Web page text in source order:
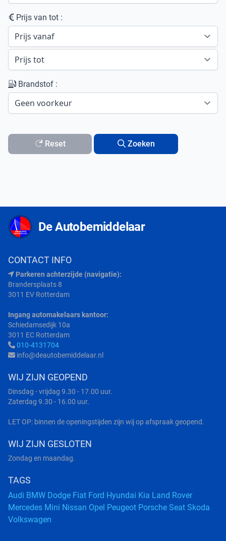
Prijs van tot :
Brandstof :
Reset Zoeken
De Autobemiddelaar
CONTACT INFO
Parkeren achterzijde (navigatie):
Brandersplaats 8
3011 EV Rotterdam
Ingang automakelaars kantoor:
Schiedamsedijk 10a
3011 EC Rotterdam
010-4131704
info@deautobemiddelaar.nl
WIJ ZIJN GEOPEND
Dinsdag - vrijdag 9.30 - 17.00 uur.
Zaterdag 9.30 - 16.00 uur.
LET OP: binnen de openingstijden zijn wij op afspraak geopend.
WIJ ZIJN GESLOTEN
Zondag en maandag.
TAGS
Audi BMW Dodge Fiat Ford Hyundai Kia Land Rover
Mercedes Mini Nissan Opel Peugeot Porsche Seat Skoda
Volkswagen